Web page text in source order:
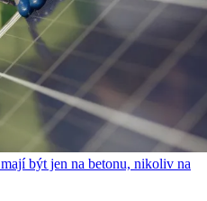
být jen na betonu, nikoliv na